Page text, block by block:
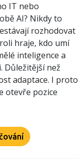
IT nebo
AI? Nikdy to
rozhodovat
hraje, kdo umí
inteligence a
Důležitější než
adaptace. I proto
otevře pozice